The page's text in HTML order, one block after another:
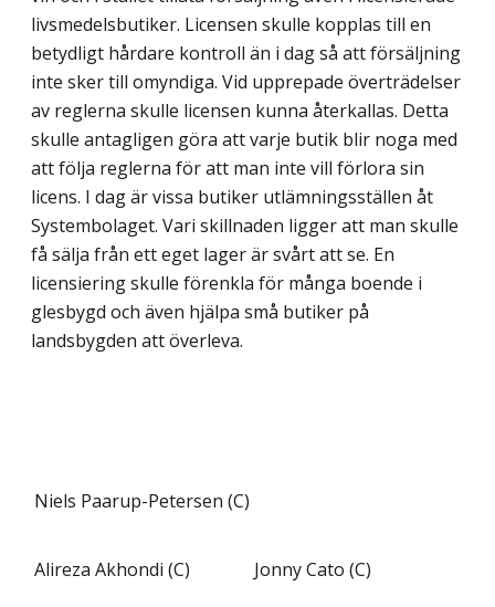
livsmedelsbutiker. Licensen skulle kopplas till en
betydligt hårdare kontroll än i dag så att försäljning
inte sker till omyndiga. Vid upprepade överträdelser
av reglerna skulle licensen kunna återkallas. Detta
skulle antagligen göra att varje butik blir noga med
att följa reglerna för att man inte vill förlora sin
licens. I dag är vissa butiker utlämningsställen åt
Systembolaget. Vari skillnaden ligger att man skulle
få sälja från ett eget lager är svårt att se. En
licensiering skulle förenkla för många boende i
glesbygd och även hjälpa små butiker på
landsbygden att överleva.
Niels Paarup-Petersen (C)
Alireza Akhondi (C) Jonny Cato (C)